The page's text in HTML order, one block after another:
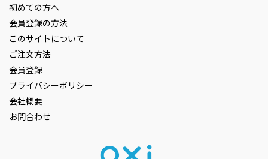
初めての方へ
会員登録の方法
このサイトについて
ご注文方法
会員登録
プライバシーポリシー
会社概要
お問合わせ